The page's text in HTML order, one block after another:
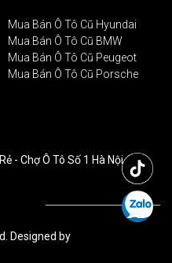
Mua Bán Ô Tô Cũ Hyundai
Mua Bán Ô Tô Cũ BMW
Mua Bán Ô Tô Cũ Peugeot
Mua Bán Ô Tô Cũ Porsche
- Chợ Ô Tô Số 1 Hà Nội
Designed by